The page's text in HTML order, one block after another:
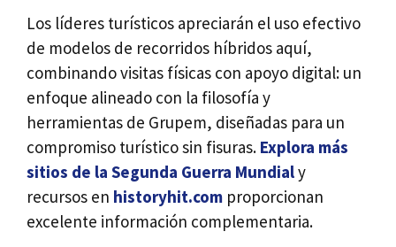
Los líderes turísticos apreciarán el uso efectivo
de modelos de recorridos híbridos aquí,
combinando visitas físicas con apoyo digital: un
enfoque alineado con la filosofía y
herramientas de Grupem, diseñadas para un
compromiso turístico sin fisuras. Explora más
sitios de la Segunda Guerra Mundialy
recursos en historyhit.com proporcionan
excelente información complementaria.